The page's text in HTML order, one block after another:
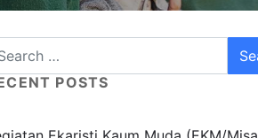
POSTS